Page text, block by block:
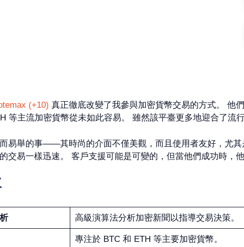
(+10) 真正徹底改變了我參與加密貨幣交易的方式。 他
等主流加密貨幣從未如此容易。 雖然該平臺更多地迎合了流
易舉的事——其時尚的介面不僅美觀，而且使用者友好，尤
交易一樣迅速。 客戶支援可能是可變的，但當他們成功時，
高級演算法分析加密新聞以指導交易決策。
專注於 BTC 和 ETH 等主要加密貨幣。